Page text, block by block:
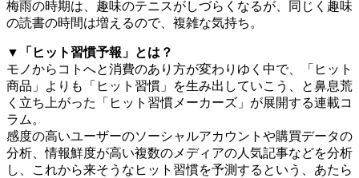
梅雨の時期は、趣味のテニスがしづらくなるが、同じく趣味
の読書の時間は増えるので、複雑な気持ち。
▼「ヒット習慣予報」とは？
モノからコトへと消費のあり方が変わりゆく中で、「ヒット
商品」よりも「ヒット習慣」を生み出していこう、と鼻息荒
く立ち上がった「ヒット習慣メーカーズ」が展開する連載コ
ラム。
感度の高いユーザーのソーシャルアカウントや購買データの
分析、情報鮮度が高い複数のメディアの人気記事などを分析
し、これから来そうなヒット習慣を予測するという、あたら